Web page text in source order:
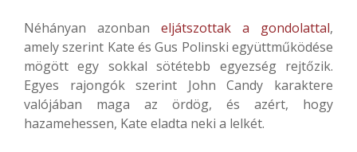
Néhányan azonban eljátszottak a gondolattal,
amely szerint Kate és Gus Polinski együttműködése
mögött egy sokkal sötétebb egyezség rejtőzik.
Egyes rajongók szerint John Candy karaktere
valójában maga az ördög, és azért, hogy
hazamehessen, Kate eladta neki a lelkét.